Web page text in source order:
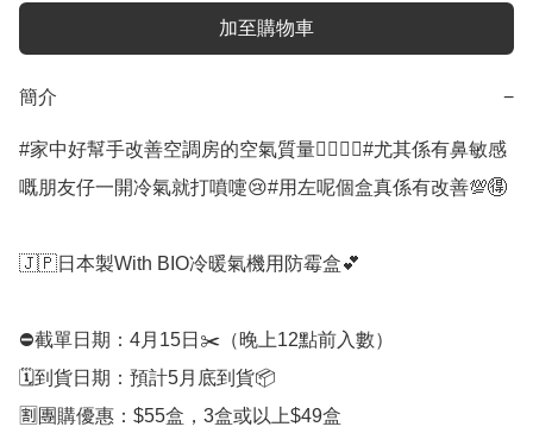
加至購物車
簡介 −
#家中好幫手改善空調房的空氣質量👍🏻💪🏻#尤其係有鼻敏感
嘅朋友仔一開冷氣就打噴嚏😢#用左呢個盒真係有改善💯🉐
🇯🇵日本製With BIO冷暖氣機用防霉盒💕
⛔️截單日期：4月15日✂️（晚上12點前入數）
🗓️到貨日期：預計5月底到貨📦
🈹團購優惠：$55盒，3盒或以上$49盒